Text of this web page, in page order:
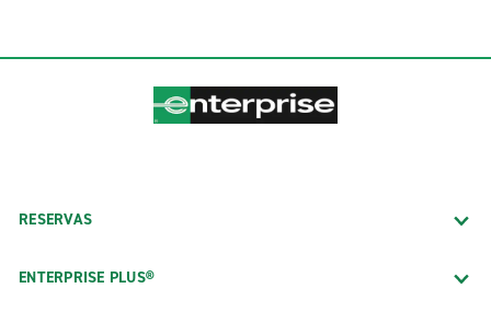
RESERVAS
ENTERPRISE PLUS®